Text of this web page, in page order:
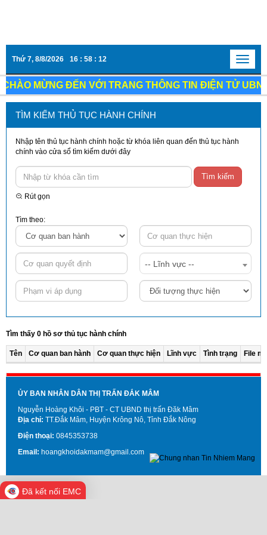
Thứ 7, 8/8/2026 16 : 58 : 12
Toggle
CHÀO MỪNG ĐẾN VỚI TRANG THÔNG TIN ĐIỆN TỬ
TÌM KIẾM THỦ TỤC HÀNH CHÍNH
Nhập tên thủ tục hành chính hoặc từ khóa liên quan đến thủ tục hành
chính vào cửa sổ tìm kiếm dưới đây
Tìm kiếm
Rút gọn
Tìm theo:
-- Lĩnh vực --
Tìm thấy 0 hồ sơ thủ tục hành chính
Tên Cơ quan ban hành Cơ quan thực hiện Lĩnh vực Tình trạng File
ỦY BAN NHÂN DÂN THỊ TRẤN ĐẮK MÂM
Nguyễn Hoàng Khôi - PBT - CT UBND thị trấn Đăk Mâm
Địa chỉ: TT.Đắk Mâm, Huyện Krông Nô, Tỉnh Đắk Nông
Điện thoại: 0845353738
Email: hoangkhoidakmam@gmail.com
Đã kết nối EMC